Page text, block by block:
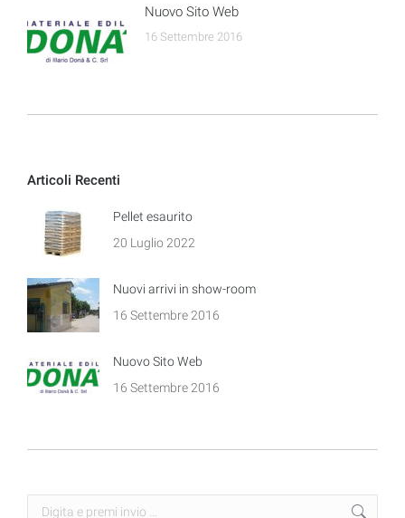
Nuovo Sito Web
16 Settembre 2016
Articoli Recenti
Pellet esaurito
20 Luglio 2022
Nuovi arrivi in show-room
16 Settembre 2016
Nuovo Sito Web
16 Settembre 2016
Search: